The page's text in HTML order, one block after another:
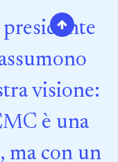
visione:
è una
ma con un